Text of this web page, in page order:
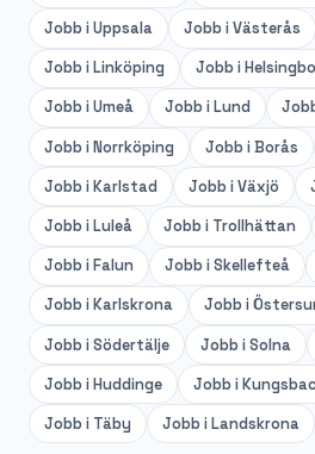
Jobb iUppsala Jobb iVästerås
Jobb iLinköping Jobb i
Jobb iUmeå Jobb iLund
Jobb iNorrköping Jobb iBorås
Jobb iKarlstad Jobb iVäxjö
Jobb iLuleå Jobb i Trollhättan
Jobb iFalun Jobb iSkellefteå
Jobb iKarlskrona Jobb i
Jobb iSödertälje Jobb iSolna
Jobb iHuddinge Jobb i
Jobb i Täby Jobb iLandskrona